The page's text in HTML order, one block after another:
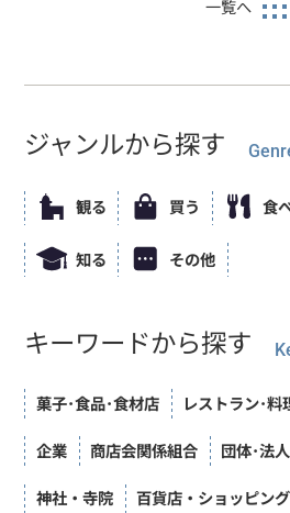
一覧へ
ジャンルから探す
観る 買う 食
知る その他
キーワードから探す
菓子･食品･食材店 レストラン･料
企業 商店会関係組合 団体･法人
神社・寺院 百貨店・ショッピン